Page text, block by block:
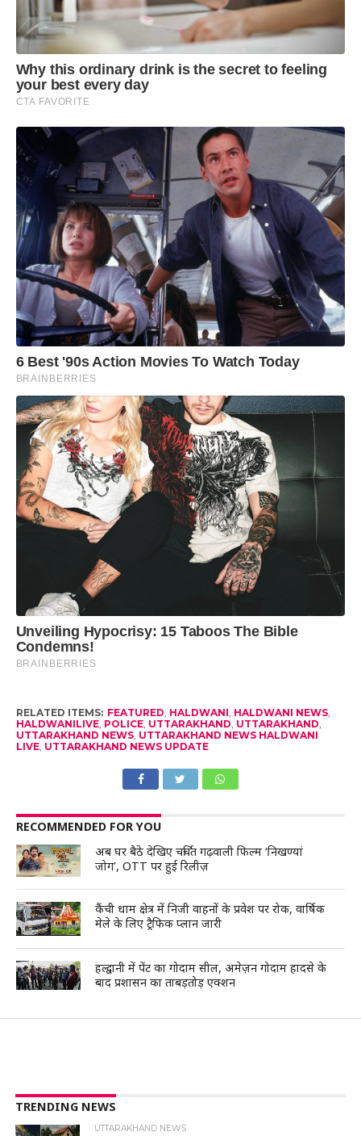
RELATED ITEMS: FEATURED HALDWANI HALDWANI NEWS,
HALDWANILIVE, POLICE, UTTARAKHAND UTTARAKHAND
UTTARAKHAND NEWS, UTTARAKHAND NEWS HALDWANI
LIVE, UTTARAKHAND NEWS UPDATE
RECOMMENDED FOR YOU
अब घर बैठे देखिए चर्चित गढ़वाली फिल्म ‘निखण्यां
जोग’, OTT पर हुई रिलीज़
कैंची धाम क्षेत्र में निजी वाहनों के प्रवेश पर रोक, वार्षिक
मेले के लिए ट्रैफिक प्लान जारी
हल्द्वानी में पेंट का गोदाम सील, अमेज़न गोदाम हादसे के
बाद प्रशासन का ताबड़तोड़ एक्शन
TRENDING NEWS
UTTARAKHAND NEWS